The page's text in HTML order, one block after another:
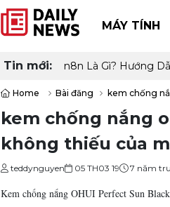
MÁY TÍNH
Tin mới: n8n Là Gì? Hướng
Home Bài đăng kem chống
kem chống nắng
không thiếu của
teddynguyen 05 TH03 19 7 năm
Kem chống nắng OHUI Perfect Sun